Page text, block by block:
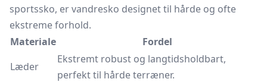
sportssko, er vandresko designet til hårde og ofte
ekstreme forhold.
Materiale
Fordel
Læder
Ekstremt robust og langtidsholdbart,
perfekt til hårde terræner.